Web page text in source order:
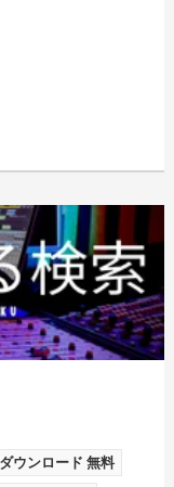
ウンロード 無料